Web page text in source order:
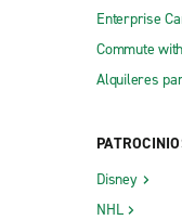
Nord
Saint-
Saint-
Saint-
Sainte-
Enterprise
Commute
Alquileres
Disney
NHL